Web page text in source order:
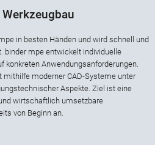
in besten Händen und wird schnell und
binder mpe entwickelt individuelle
konkreten Anwendungsanforderungen.
mithilfe moderner CAD-Systeme unter
Aspekte. Ziel ist eine
wirtschaftlich umsetzbare
von Beginn an.